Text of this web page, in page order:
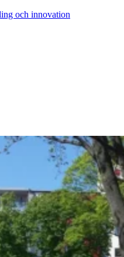
och innovation